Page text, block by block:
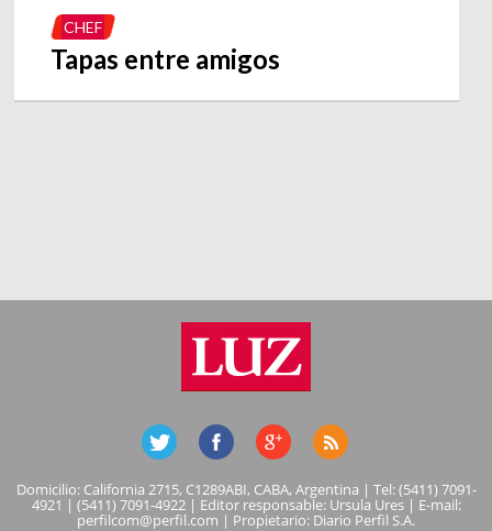
CHEF
Tapas entre amigos
Domicilio: California 2715, C1289ABI, CABA, Argentina | Tel: (5411) 7091-
4921 | (5411) 7091-4922 | Editor responsable: Ursula Ures | E-mail:
perfilcom@perfil.com | Propietario: Diario Perfil S.A.